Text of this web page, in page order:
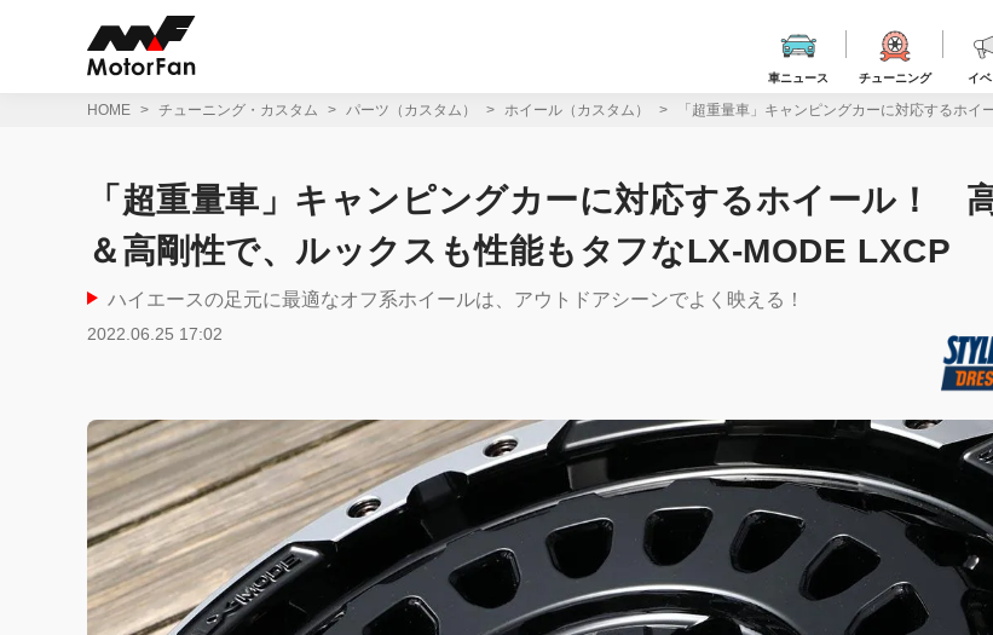
車ニュース チューニング イ
HOME チューニング・カスタム パーツ（カスタム） ホイール（カスタム） 「超重量車」キャンピングカーに対応するホ
「超重量車」キャンピングカーに対応するホイール！
＆高剛性で、ルックスも性能もタフなLX-MODE LXCP
ハイエースの足元に最適なオフ系ホイールは、アウトドアシーンでよく映える！
2022.06.25 17:02